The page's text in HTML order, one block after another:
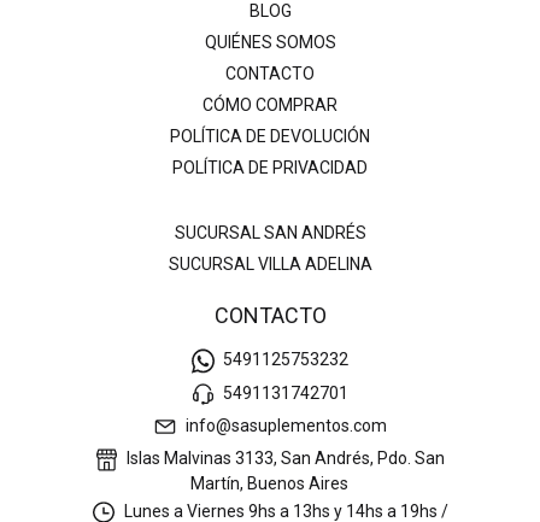
BLOG
QUIÉNES SOMOS
CONTACTO
CÓMO COMPRAR
POLÍTICA DE DEVOLUCIÓN
POLÍTICA DE PRIVACIDAD
SUCURSAL SAN ANDRÉS
SUCURSAL VILLA ADELINA
CONTACTO
5491125753232
5491131742701
info@sasuplementos.com
Islas Malvinas 3133, San Andrés, Pdo. San
Martín, Buenos Aires
Lunes a Viernes 9hs a 13hs y 14hs a 19hs /